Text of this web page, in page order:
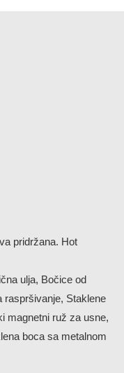
pridržana. Hot
ulja, Bočice od
raspršivanje, Staklene
magnetni ruž za usne,
boca sa metalnom